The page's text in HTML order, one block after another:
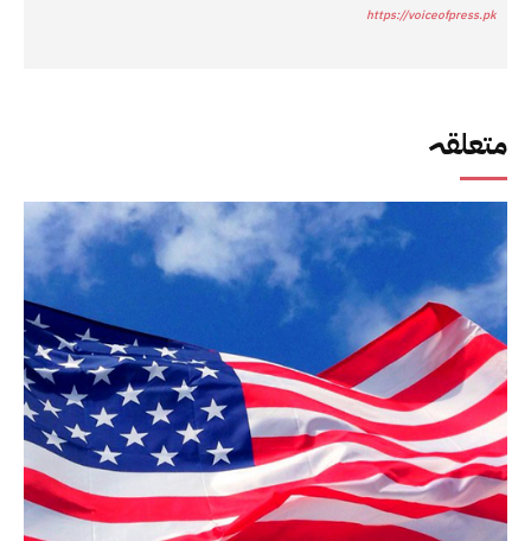
متعلقہ
https://voiceofpress.pk